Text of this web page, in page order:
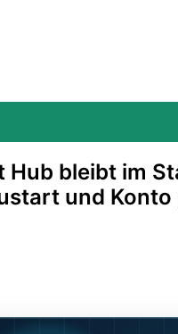
Hub bleibt im
und Konto